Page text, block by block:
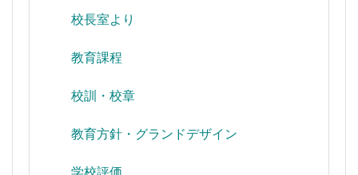
校長室より
教育課程
校訓・校章
教育方針・グランドデザイン